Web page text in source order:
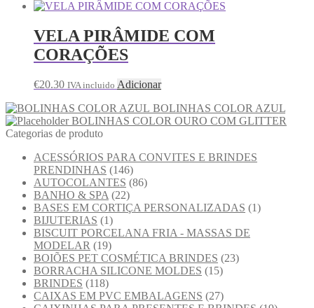
VELA PIRÂMIDE COM
CORAÇÕES
€20.30 IVA incluido Adicionar
BOLINHAS COLOR AZUL
BOLINHAS COLOR OURO COM GLITTER
Categorias de produto
ACESSÓRIOS PARA CONVITES E BRINDES
PRENDINHAS (146)
AUTOCOLANTES (86)
BANHO & SPA (22)
BASES EM CORTIÇA PERSONALIZADAS (1)
BIJUTERIAS (1)
BISCUIT PORCELANA FRIA - MASSAS DE
MODELAR (19)
BOIÕES PET COSMÉTICA BRINDES (23)
BORRACHA SILICONE MOLDES (15)
BRINDES (118)
CAIXAS EM PVC EMBALAGENS (27)